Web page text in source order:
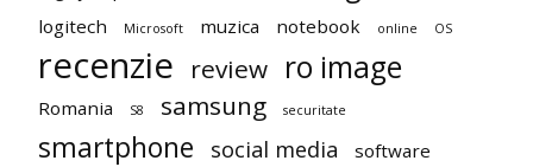
logitech
Microsoft muzica notebook online OS
recenzie review ro image
Romania S8 samsung securitate
smartphone social media software